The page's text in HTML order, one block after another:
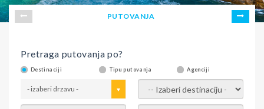
PUTOVANJA
Pretraga putovanja po?
Destinaciji Tipu putovanja Agenciji
- izaberi drzavu - - izaberi destinaciju -